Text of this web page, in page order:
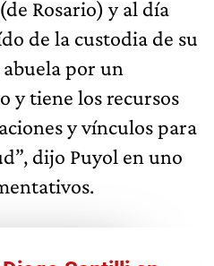
Rosario) y al día
de la custodia de su
por un
y tiene los recursos
y vínculos para
dijo Puyol en uno